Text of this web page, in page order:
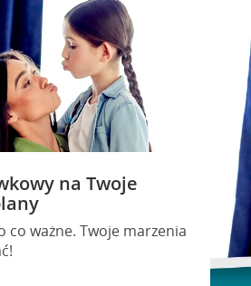
na Twoje
co ważne. Twoje marzenia